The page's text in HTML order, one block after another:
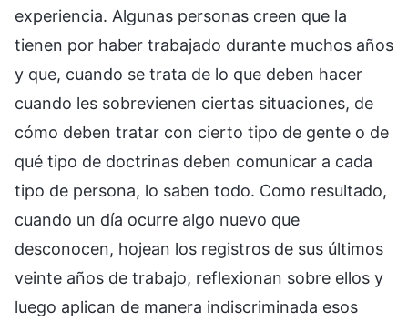
experiencia. Algunas personas creen que la
tienen por haber trabajado durante muchos años
y que, cuando se trata de lo que deben hacer
cuando les sobrevienen ciertas situaciones, de
cómo deben tratar con cierto tipo de gente o de
qué tipo de doctrinas deben comunicar a cada
tipo de persona, lo saben todo. Como resultado,
cuando un día ocurre algo nuevo que
desconocen, hojean los registros de sus últimos
veinte años de trabajo, reflexionan sobre ellos y
luego aplican de manera indiscriminada esos